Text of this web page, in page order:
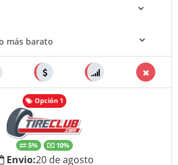
Opción 1
5% 10%
Envio:20 de agosto